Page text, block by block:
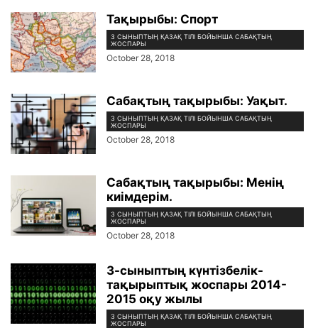
Тақырыбы: Спорт
3 СЫНЫПТЫҢ ҚАЗАҚ ТІЛІ БОЙЫНША САБАҚТЫҢ
ЖОСПАРЫ
October 28, 2018
Сабақтың тақырыбы: Уақыт.
3 СЫНЫПТЫҢ ҚАЗАҚ ТІЛІ БОЙЫНША САБАҚТЫҢ
ЖОСПАРЫ
October 28, 2018
Сабақтың тақырыбы: Менің
киімдерім.
3 СЫНЫПТЫҢ ҚАЗАҚ ТІЛІ БОЙЫНША САБАҚТЫҢ
ЖОСПАРЫ
October 28, 2018
3-сыныптың күнтізбелік-
тақырыптық жоспары 2014-
2015 оқу жылы
3 СЫНЫПТЫҢ ҚАЗАҚ ТІЛІ БОЙЫНША САБАҚТЫҢ
ЖОСПАРЫ